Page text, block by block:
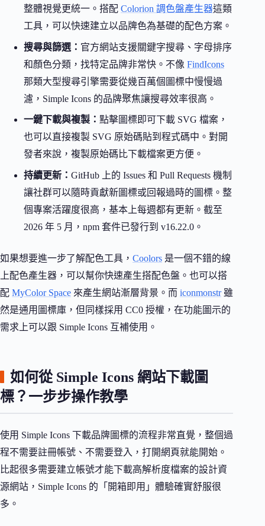
整體視覺更統一。搭配 Colorion 調色盤產生器這類
工具，可以快速建立以品牌色為基礎的配色方案。
搜尋與篩選： 官方網站支援關鍵字搜尋、字母排序
和顏色分類，找特定品牌非常快。不像 FindIcons
那類大型搜尋引擎需要從幾百萬個圖標中慢慢過
濾，Simple Icons 的品牌聚焦讓搜尋效率很高。
一鍵下載與複製： 點擊圖標即可下載 SVG 檔案，
也可以直接複製 SVG 原始碼貼到程式碼中。對開
發者來說，複製原始碼比下載檔案更方便。
持續更新： GitHub 上的 Issues 和 Pull Requests 機制
讓社群可以隨時貢獻新圖標或回報過時的圖標。整
個專案活躍度很高，基本上每週都有更新。截至
2026 年 5 月，npm 套件已發行到 v16.22.0。
如果想要進一步了解配色工具， Coolors 是一個不錯的線
上配色產生器，可以幫你快速產生搭配色盤。也可以搭
配 MyColor Space 來產生網站漸層背景。而 iconmonstr雖
然是通用圖標庫，但同樣採用 CC0 授權，在功能圖示的
需求上可以跟 Simple Icons 互補使用。
如何從 Simple Icons 網站下載圖
標？一步步操作教學
使用 Simple Icons 下載品牌圖標的流程非常直覺，整個過
程不需要註冊帳號、不需要登入，打開網頁就能開始。
比起很多需要建立帳號才能下載高解析度檔案的設計資
源網站，Simple Icons 的「開箱即用」體驗確實舒服很
多。